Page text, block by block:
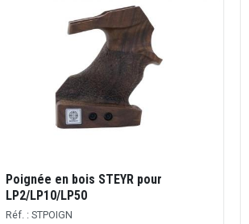
Poignée en bois STEYR pour
LP2/LP10/LP50
Réf. : STPOIGN